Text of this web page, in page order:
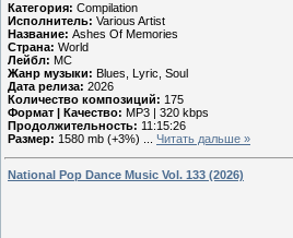
Категория: Compilation
Исполнитель: Various Artist
Название: Ashes Of Memories
Страна: World
Лейбл: MC
Жанр музыки: Blues, Lyric, Soul
Дата релиза: 2026
Количество композиций: 175
Формат | Качество: MP3 | 320 kbps
Продолжительность: 11:15:26
Размер: 1580 mb (+3%) Читать дальше »
National Pop Dance Music Vol. 133 (2026)